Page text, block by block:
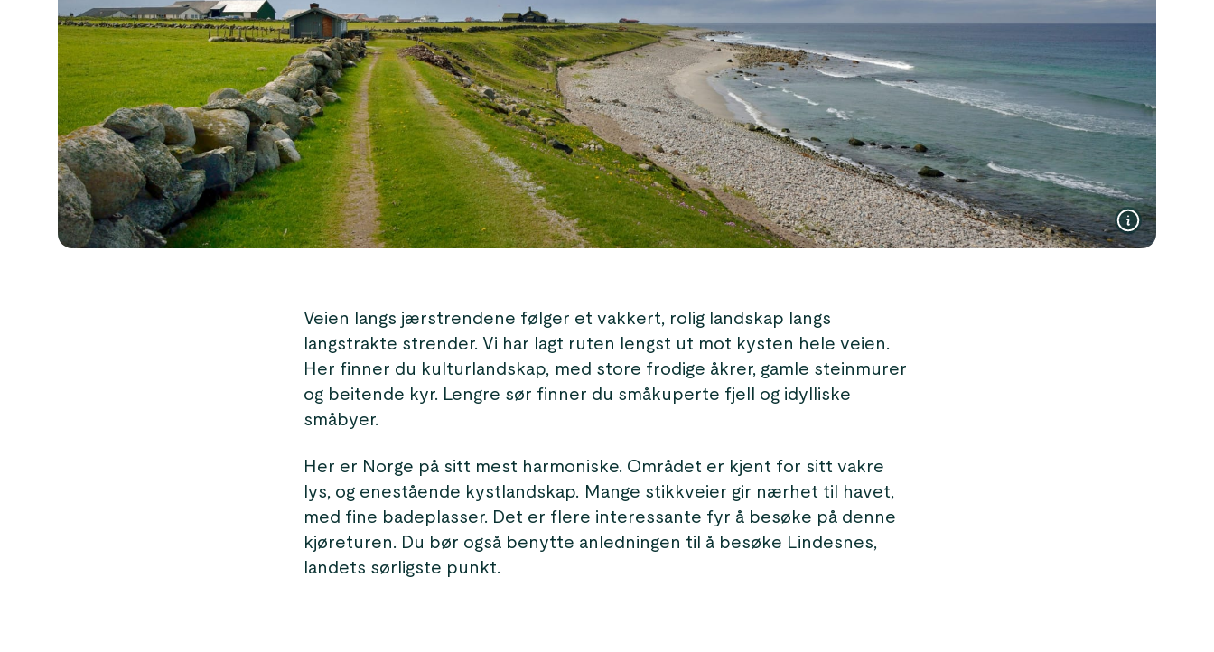
Veien langs jærstrendene følger et vakkert, rolig landskap langs
langstrakte strender. Vi har lagt ruten lengst ut mot kysten hele veien.
Her finner du kulturlandskap, med store frodige åkrer, gamle steinmurer
og beitende kyr. Lengre sør finner du småkuperte fjell og idylliske
småbyer.
Her er Norge på sitt mest harmoniske. Området er kjent for sitt vakre
lys, og enestående kystlandskap. Mange stikkveier gir nærhet til havet,
med fine badeplasser. Det er flere interessante fyr å besøke på denne
kjøreturen. Du bør også benytte anledningen til å besøke Lindesnes,
landets sørligste punkt.